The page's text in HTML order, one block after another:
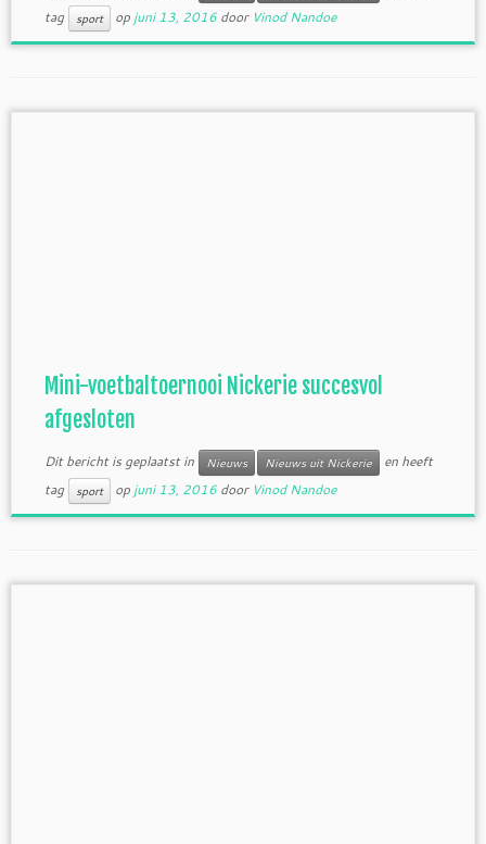
tag
sport op juni 13, 2016 door Vinod Nandoe
Mini-voetbaltoernooi Nickerie succesvol
afgesloten
Dit bericht is geplaatst in Nieuws Nieuws uit Nickerie
en heeft
tag
sport op juni 13, 2016 door Vinod Nandoe